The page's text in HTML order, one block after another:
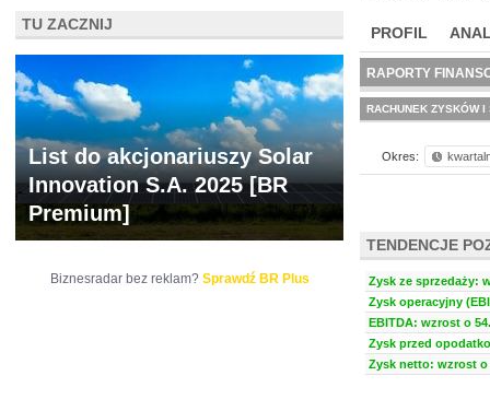
PROFIL
BR LAB
RAPORTY
RACHUNEK ZYSKÓW I
Okres:
TENDENCJE
Zysk ze sprzedaży:
Zysk operacyjny
EBITDA: wzrost o
Zysk przed
Zysk netto: wzrost o
TU ZACZNIJ
List do akcjonariuszy Solar
Innovation S.A. 2025 [BR
Premium]
Biznesradar bez reklam? Sprawdź BR Plus